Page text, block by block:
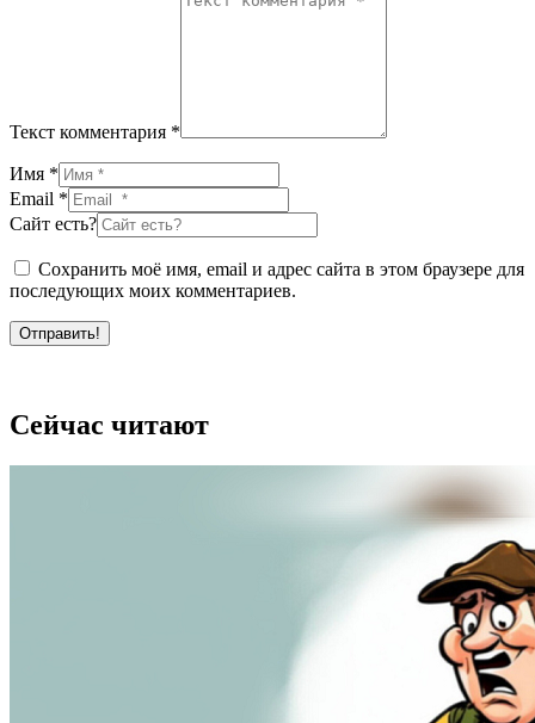
Текст комментария *
Имя *
Email *
Сайт есть?
Сохранить моё имя, email и адрес сайта в этом браузере для
последующих моих комментариев.
Отправить!
Сейчас читают